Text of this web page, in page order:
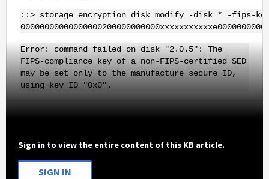
::> storage encryption disk modify -disk * -fips-
Error: command failed on disk "2.0.5": The
FIPS-compliance key of a non-FIPS-certified SED
may be set only to the manufacture secure ID,
using key ID "0x0".
Sign in to view the entire content of this KB article.
SIGN IN